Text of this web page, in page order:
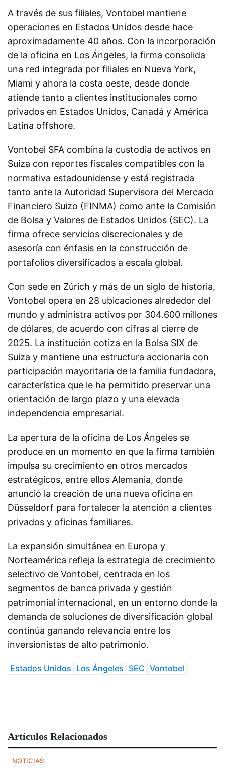
A través de sus filiales, Vontobel mantiene
operaciones en Estados Unidos desde hace
aproximadamente 40 años. Con la incorporación
de la oficina en Los Ángeles, la firma consolida
una red integrada por filiales en Nueva York,
Miami y ahora la costa oeste, desde donde
atiende tanto a clientes institucionales como
privados en Estados Unidos, Canadá y América
Latina offshore.
Vontobel SFA combina la custodia de activos en
Suiza con reportes fiscales compatibles con la
normativa estadounidense y está registrada
tanto ante la Autoridad Supervisora del Mercado
Financiero Suizo (FINMA) como ante la Comisión
de Bolsa y Valores de Estados Unidos (SEC). La
firma ofrece servicios discrecionales y de
asesoría con énfasis en la construcción de
portafolios diversificados a escala global.
Con sede en Zúrich y más de un siglo de historia,
Vontobel opera en 28 ubicaciones alrededor del
mundo y administra activos por 304.600 millones
de dólares, de acuerdo con cifras al cierre de
2025. La institución cotiza en la Bolsa SIX de
Suiza y mantiene una estructura accionaria con
participación mayoritaria de la familia fundadora,
característica que le ha permitido preservar una
orientación de largo plazo y una elevada
independencia empresarial.
La apertura de la oficina de Los Ángeles se
produce en un momento en que la firma también
impulsa su crecimiento en otros mercados
estratégicos, entre ellos Alemania, donde
anunció la creación de una nueva oficina en
Düsseldorf para fortalecer la atención a clientes
privados y oficinas familiares.
La expansión simultánea en Europa y
Norteamérica refleja la estrategia de crecimiento
selectivo de Vontobel, centrada en los
segmentos de banca privada y gestión
patrimonial internacional, en un entorno donde la
demanda de soluciones de diversificación global
continúa ganando relevancia entre los
inversionistas de alto patrimonio.
Estados Unidos Los Ángeles SEC Vontobel
Artículos Relacionados
NOTICIAS